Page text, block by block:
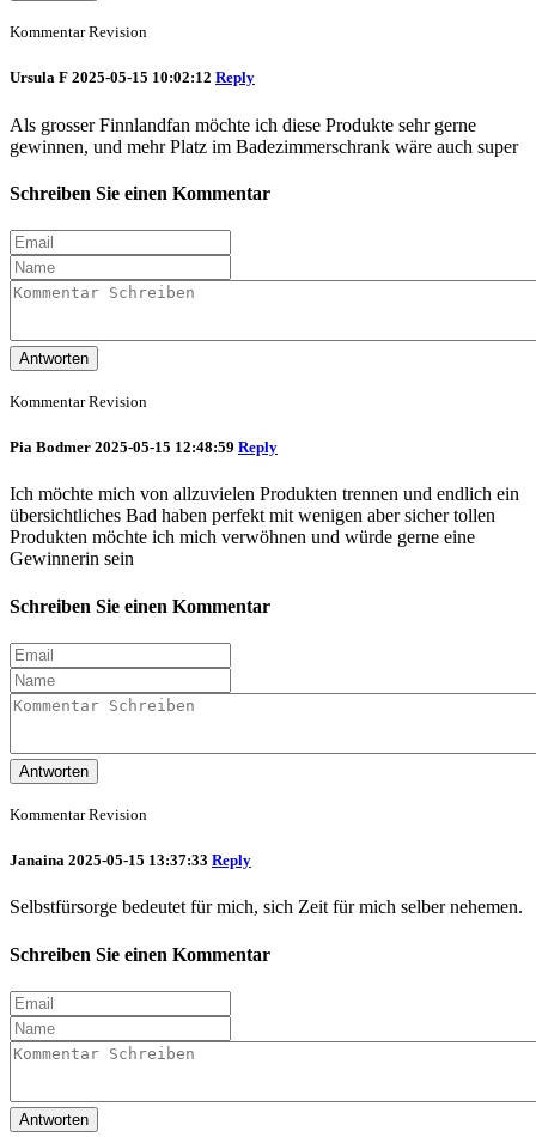
Kommentar Revision
Ursula F 2025-05-15 10:02:12 Reply
Als grosser Finnlandfan möchte ich diese Produkte sehr gerne
gewinnen, und mehr Platz im Badezimmerschrank wäre auch super
Schreiben Sie einen Kommentar
Antworten
Kommentar Revision
Pia Bodmer 2025-05-15 12:48:59 Reply
Ich möchte mich von allzuvielen Produkten trennen und endlich ein
übersichtliches Bad haben perfekt mit wenigen aber sicher tollen
Produkten möchte ich mich verwöhnen und würde gerne eine
Gewinnerin sein
Schreiben Sie einen Kommentar
Antworten
Kommentar Revision
Janaina 2025-05-15 13:37:33 Reply
Selbstfürsorge bedeutet für mich, sich Zeit für mich selber nehemen.
Schreiben Sie einen Kommentar
Antworten